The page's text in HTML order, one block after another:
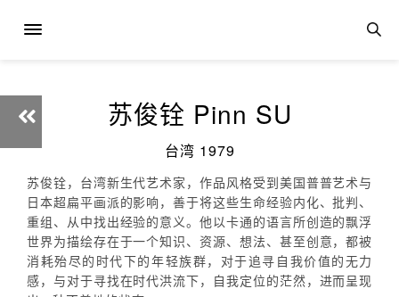
苏俊铨 Pinn SU
台湾 1979
苏俊铨，台湾新生代艺术家，作品风格受到美国普普艺术与
日本超扁平画派的影响，善于将这些生命经验内化、批判、
重组、从中找出经验的意义。他以卡通的语言所创造的飘浮
世界为描绘存在于一个知识、资源、想法、甚至创意，都被
消耗殆尽的时代下的年轻族群，对于追寻自我价值的无力
感，与对于寻找在时代洪流下，自我定位的茫然，进而呈现